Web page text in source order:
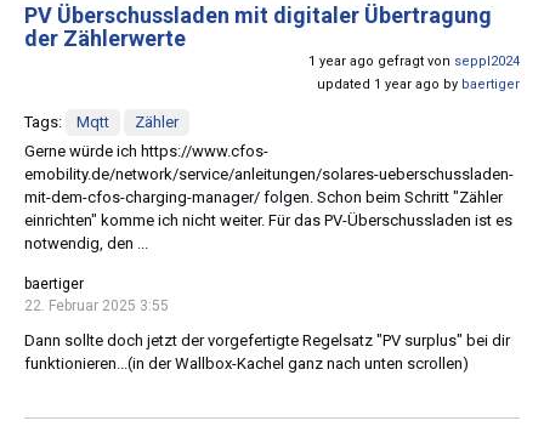
PV Überschussladen mit digitaler Übertragung
der Zählerwerte
1 year ago gefragt von seppl2024
updated 1 year ago by baertiger
Tags: Mqtt
Zähler
Gerne würde ich https://www.cfos-
emobility.de/network/service/anleitungen/solares-ueberschussladen-
mit-dem-cfos-charging-manager/ folgen. Schon beim Schritt "Zähler
einrichten" komme ich nicht weiter. Für das PV-Überschussladen ist es
notwendig, den ...
baertiger
22. Februar 2025 3:55
Dann sollte doch jetzt der vorgefertigte Regelsatz "PV surplus" bei dir
funktionieren...(in der Wallbox-Kachel ganz nach unten scrollen)